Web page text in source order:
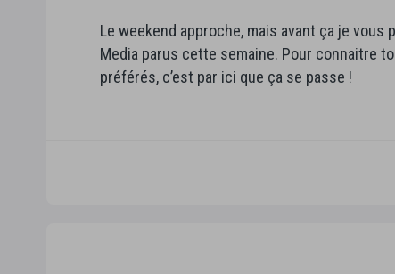
Le weekend approche, mais avant ça je
Media parus cette semaine. Pour connaitre
préférés, c’est par ici que ça se passe !